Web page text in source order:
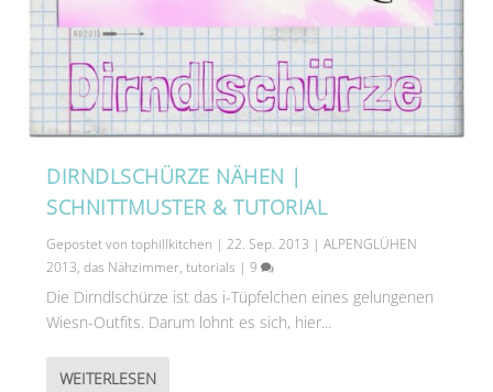
DIRNDLSCHÜRZE NÄHEN |
SCHNITTMUSTER & TUTORIAL
Gepostet vontophillkitchen |22. Sep. 2013 |ALPENGLÜHEN
2013,das Nähzimmer,tutorials |9
Die Dirndlschürze ist das i-Tüpfelchen eines gelungenen
Wiesn-Outfits. Darum lohnt es sich, hier...
WEITERLESEN